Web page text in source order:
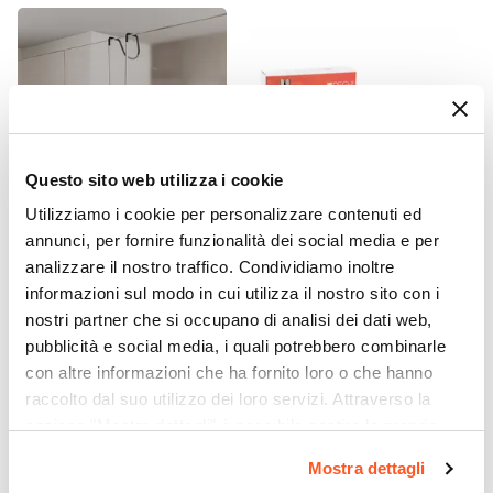
Questo sito web utilizza i cookie
Utilizziamo i cookie per personalizzare contenuti ed
annunci, per fornire funzionalità dei social media e per
analizzare il nostro traffico. Condividiamo inoltre
informazioni sul modo in cui utilizza il nostro sito con i
nostri partner che si occupano di analisi dei dati web,
pubblicità e social media, i quali potrebbero combinarle
con altre informazioni che ha fornito loro o che hanno
raccolto dal suo utilizzo dei loro servizi. Attraverso la
momento. Per maggiori informazioni si invita a leggere la
Mostra dettagli
Materiale
Ottone
Materiale Piastra
Dimensione Piastra
Finitura
Opaca
Corpo Incasso
Incluso
Ceramica
Caratteristiche
Doccetta estraibile
Caratteristiche Braccio Doccia
CODICE:PVT-BI1
Tergivetro in acciaio inox
cromo con ganci a muro e
ventosa
€ 10,50
CODICE:BOXCLEAN
Trattamento anticalcare e
ripristino in kit per box
doccia
€ 23,00